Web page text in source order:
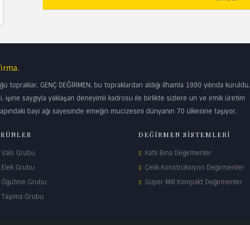
topraklar. GENÇ DEĞİRMEN, bu topraklardan aldığı ilhamla 1990 yılında kuruldu.
saygıyla yaklaşan deneyimli kadrosu ile birlikte sizlere un ve irmik üretim
bayi ağı sayesinde emeğin mucizesini dünyanın 70 ülkesine taşıyor.
Vals Grubu
Elek Grubu
Öğütme Grubu
Taşıma Grubu
DEĞİRMEN SİSTEMLERİ
Katlı Bina Değirmenler
Çelik Konstrüksiyon Değirmenler
Süper Mill Kompakt Değirmenler